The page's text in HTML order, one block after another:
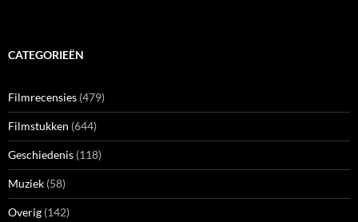
CATEGORIEËN
Filmrecensies (479)
Filmstukken (644)
Geschiedenis (118)
Muziek (58)
Overig (142)